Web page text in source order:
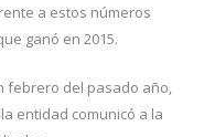
a estos números
ganó en 2015.
febrero del pasado año,
entidad comunicó a la